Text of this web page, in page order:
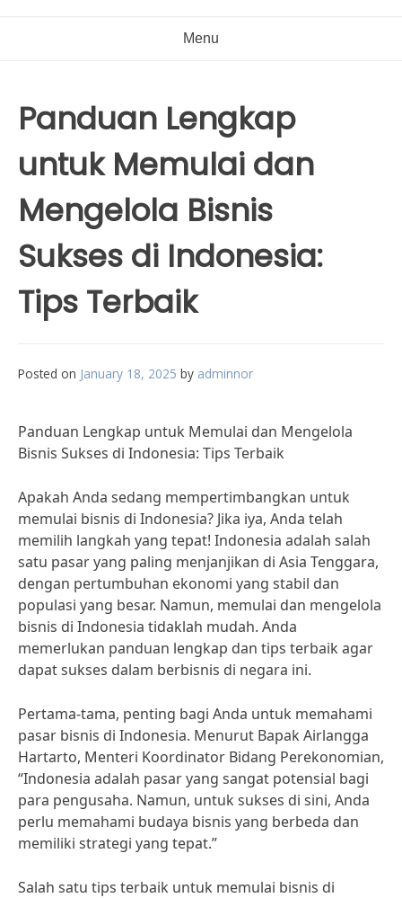
Menu
Panduan Lengkap
untuk Memulai dan
Mengelola Bisnis
Sukses di Indonesia:
Tips Terbaik
Posted on January 18, 2025 by adminnor
Panduan Lengkap untuk Memulai dan Mengelola
Bisnis Sukses di Indonesia: Tips Terbaik
Apakah Anda sedang mempertimbangkan untuk
memulai bisnis di Indonesia? Jika iya, Anda telah
memilih langkah yang tepat! Indonesia adalah salah
satu pasar yang paling menjanjikan di Asia Tenggara,
dengan pertumbuhan ekonomi yang stabil dan
populasi yang besar. Namun, memulai dan mengelola
bisnis di Indonesia tidaklah mudah. Anda
memerlukan panduan lengkap dan tips terbaik agar
dapat sukses dalam berbisnis di negara ini.
Pertama-tama, penting bagi Anda untuk memahami
pasar bisnis di Indonesia. Menurut Bapak Airlangga
Hartarto, Menteri Koordinator Bidang Perekonomian,
“Indonesia adalah pasar yang sangat potensial bagi
para pengusaha. Namun, untuk sukses di sini, Anda
perlu memahami budaya bisnis yang berbeda dan
memiliki strategi yang tepat.”
Salah satu tips terbaik untuk memulai bisnis di